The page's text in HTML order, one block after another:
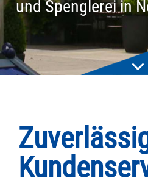
und Spenglerei in